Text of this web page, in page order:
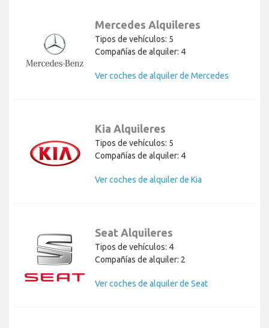
Mercedes Alquileres
Tipos de vehículos: 5
Compañías de alquiler: 4
Ver coches de alquiler de Mercedes
Kia Alquileres
Tipos de vehículos: 5
Compañías de alquiler: 4
Ver coches de alquiler de Kia
Seat Alquileres
Tipos de vehículos: 4
Compañías de alquiler: 2
Ver coches de alquiler de Seat